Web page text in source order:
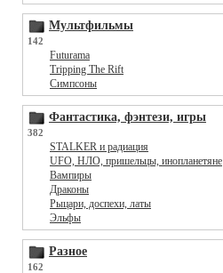
Мультфильмы
142
Futurama
Tripping The Rift
Симпсоны
Фантастика, фэнтези, игры
382
STALKER и радиация
UFO, НЛО, пришельцы, инопланетяне
Вампиры
Драконы
Рыцари, доспехи, латы
Эльфы
Разное
162